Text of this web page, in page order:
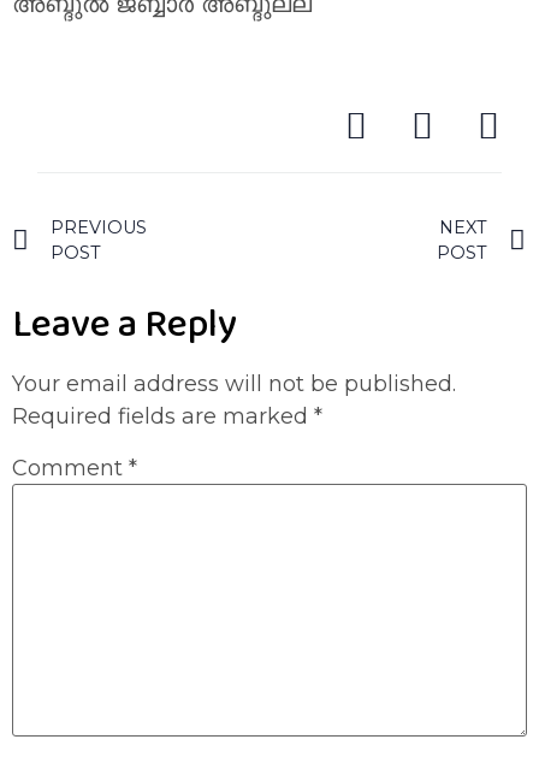
PREVIOUS
POST
NEXT
POST
Leave a Reply
Your email address will not be published.
Required fields are marked *
Comment *